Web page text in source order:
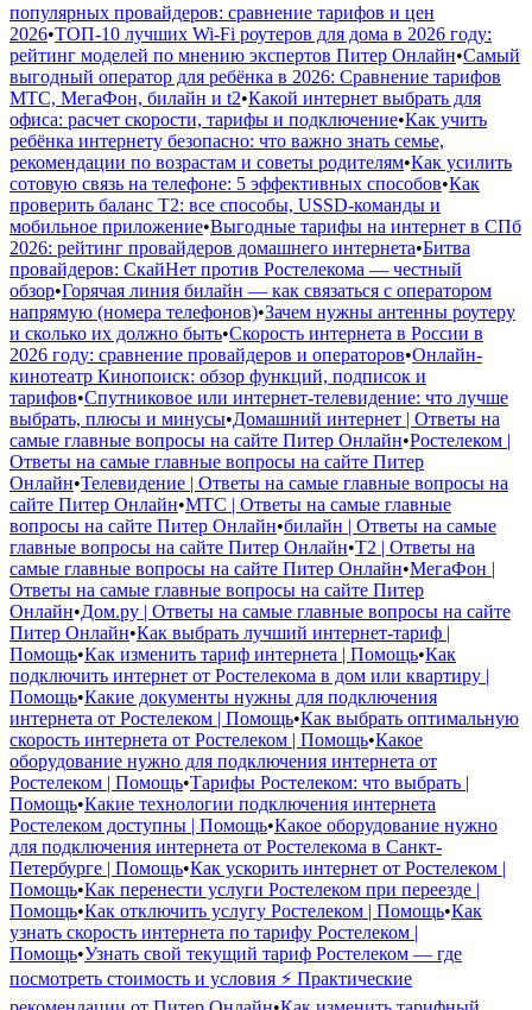
популярных провайдеров: сравнение тарифов и цен
2026•ТОП-10 лучших Wi-Fi роутеров для дома в 2026 году:
рейтинг моделей по мнению экспертов Питер Онлайн•Самый
выгодный оператор для ребёнка в 2026: Сравнение тарифов
МТС, МегаФон, билайн и t2•Какой интернет выбрать для
офиса: расчет скорости, тарифы и подключение•Как учить
ребёнка интернету безопасно: что важно знать семье,
рекомендации по возрастам и советы родителям•Как усилить
сотовую связь на телефоне: 5 эффективных способов•Как
проверить баланс Т2: все способы, USSD-команды и
мобильное приложение•Выгодные тарифы на интернет в СПб
2026: рейтинг провайдеров домашнего интернета•Битва
провайдеров: СкайНет против Ростелекома — честный
обзор•Горячая линия билайн — как связаться с оператором
напрямую (номера телефонов)•Зачем нужны антенны роутеру
и сколько их должно быть•Скорость интернета в России в
2026 году: сравнение провайдеров и операторов•Онлайн-
кинотеатр Кинопоиск: обзор функций, подписок и
тарифов•Спутниковое или интернет-телевидение: что лучше
выбрать, плюсы и минусы•Домашний интернет | Ответы на
самые главные вопросы на сайте Питер Онлайн•Ростелеком |
Ответы на самые главные вопросы на сайте Питер
Онлайн•Телевидение | Ответы на самые главные вопросы на
сайте Питер Онлайн•МТС | Ответы на самые главные
вопросы на сайте Питер Онлайн•билайн | Ответы на самые
главные вопросы на сайте Питер Онлайн•Т2 | Ответы на
самые главные вопросы на сайте Питер Онлайн•МегаФон |
Ответы на самые главные вопросы на сайте Питер
Онлайн•Дом.ру | Ответы на самые главные вопросы на сайте
Питер Онлайн•Как выбрать лучший интернет-тариф |
Помощь•Как изменить тариф интернета | Помощь•Как
подключить интернет от Ростелекома в дом или квартиру |
Помощь•Какие документы нужны для подключения
интернета от Ростелеком | Помощь•Как выбрать оптимальную
скорость интернета от Ростелеком | Помощь•Какое
оборудование нужно для подключения интернета от
Ростелеком | Помощь•Тарифы Ростелеком: что выбрать |
Помощь•Какие технологии подключения интернета
Ростелеком доступны | Помощь•Какое оборудование нужно
для подключения интернета от Ростелекома в Санкт-
Петербурге | Помощь•Как ускорить интернет от Ростелеком |
Помощь•Как перенести услуги Ростелеком при переезде |
Помощь•Как отключить услугу Ростелеком | Помощь•Как
узнать скорость интернета по тарифу Ростелеком |
Помощь•Узнать свой текущий тариф Ростелеком — где
посмотреть стоимость и условия ⚡ Практические